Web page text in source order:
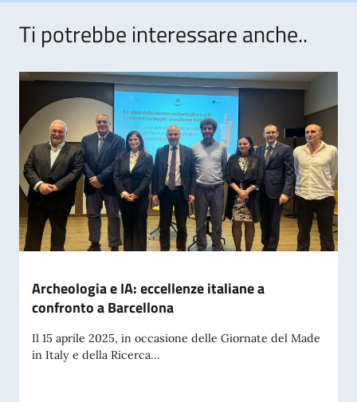
Ti potrebbe interessare anche..
Archeologia e IA: eccellenze italiane a
confronto a Barcellona
Il 15 aprile 2025, in occasione delle Giornate del Made
in Italy e della Ricerca...